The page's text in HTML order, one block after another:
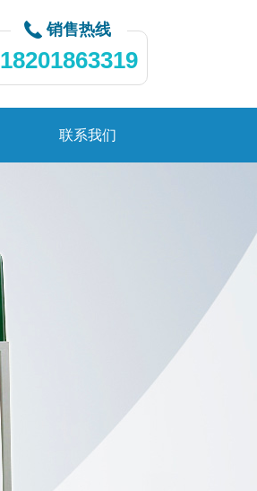
销售热线
18201863319
联系我们